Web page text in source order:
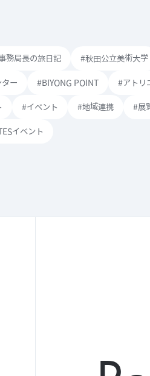
務局長の旅日記 #秋田公立美術大学
ー #BIYONG POINT #アトリ
#イベント #地域連携 #展
イベント